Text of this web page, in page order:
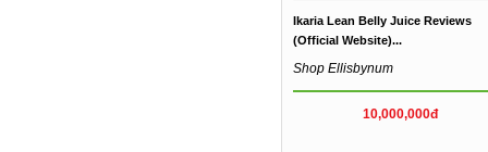
Ikaria Lean Belly Juice Reviews
(Official Website)...
Shop Ellisbynum
10,000,000đ